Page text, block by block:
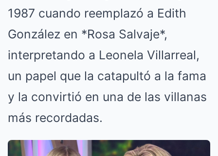
1987 cuando reemplazó a Edith
González en *Rosa Salvaje*,
interpretando a Leonela Villarreal,
un papel que la catapultó a la fama
y la convirtió en una de las villanas
más recordadas.